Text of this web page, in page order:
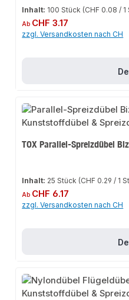
Inhalt: 100 Stück (CHF 0.08 / 1
Regulärer Preis:
Ab CHF 3.17
zzgl. Versandkosten nach CH
TOX Parallel-Spreizdübel
Inhalt: 25 Stück (CHF 0.29 / 1
Regulärer Preis:
Ab CHF 6.17
zzgl. Versandkosten nach CH